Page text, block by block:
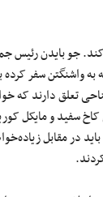
جو بایدن رئیس
به واشنگتن سفر
تعلق دارند
سفید و مایکل
در مقابل